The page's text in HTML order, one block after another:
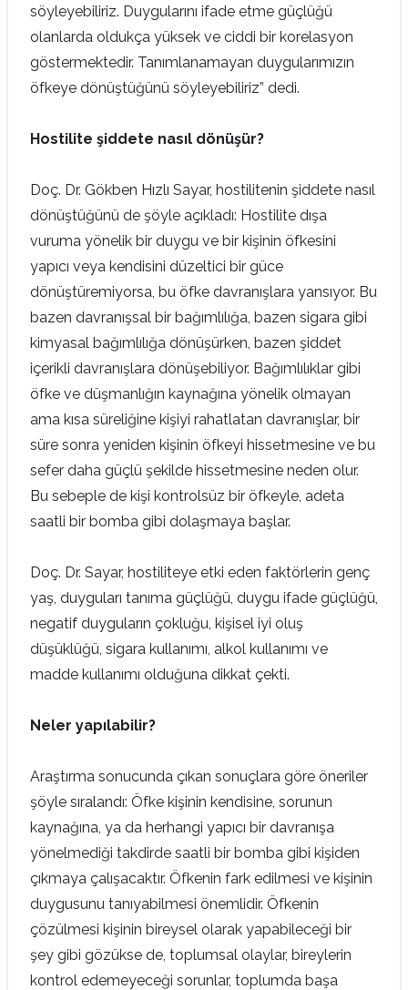
söyleyebiliriz. Duygularını ifade etme güçlüğü
olanlarda oldukça yüksek ve ciddi bir korelasyon
göstermektedir. Tanımlanamayan duygularımızın
öfkeye dönüştüğünü söyleyebiliriz” dedi.
Hostilite şiddete nasıl dönüşür?
Doç. Dr. Gökben Hızlı Sayar, hostilitenin şiddete nasıl
dönüştüğünü de şöyle açıkladı: Hostilite dışa
vuruma yönelik bir duygu ve bir kişinin öfkesini
yapıcı veya kendisini düzeltici bir güce
dönüştüremiyorsa, bu öfke davranışlara yansıyor. Bu
bazen davranışsal bir bağımlılığa, bazen sigara gibi
kimyasal bağımlılığa dönüşürken, bazen şiddet
içerikli davranışlara dönüşebiliyor. Bağımlılıklar gibi
öfke ve düşmanlığın kaynağına yönelik olmayan
ama kısa süreliğine kişiyi rahatlatan davranışlar, bir
süre sonra yeniden kişinin öfkeyi hissetmesine ve bu
sefer daha güçlü şekilde hissetmesine neden olur.
Bu sebeple de kişi kontrolsüz bir öfkeyle, adeta
saatli bir bomba gibi dolaşmaya başlar.
Doç. Dr. Sayar, hostiliteye etki eden faktörlerin genç
yaş, duyguları tanıma güçlüğü, duygu ifade güçlüğü,
negatif duyguların çokluğu, kişisel iyi oluş
düşüklüğü, sigara kullanımı, alkol kullanımı ve
madde kullanımı olduğuna dikkat çekti.
Neler yapılabilir?
Araştırma sonucunda çıkan sonuçlara göre öneriler
şöyle sıralandı: Öfke kişinin kendisine, sorunun
kaynağına, ya da herhangi yapıcı bir davranışa
yönelmediği takdirde saatli bir bomba gibi kişiden
çıkmaya çalışacaktır. Öfkenin fark edilmesi ve kişinin
duygusunu tanıyabilmesi önemlidir. Öfkenin
çözülmesi kişinin bireysel olarak yapabileceği bir
şey gibi gözükse de, toplumsal olaylar, bireylerin
kontrol edemeyeceği sorunlar, toplumda başa